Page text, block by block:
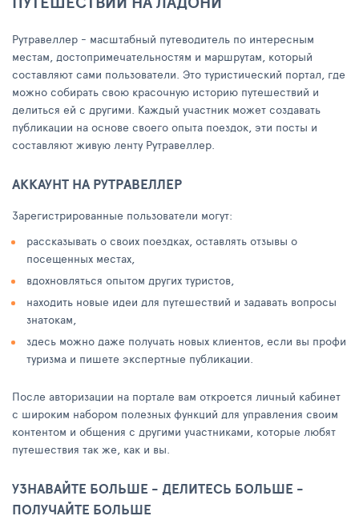
Рутравеллер - масштабный путеводитель по интересным
местам, достопримечательностям и маршрутам, который
составляют сами пользователи. Это туристический портал, где
можно собирать свою красочную историю путешествий и
делиться ей с другими. Каждый участник может создавать
публикации на основе своего опыта поездок, эти посты и
составляют живую ленту Рутравеллер.
АККАУНТ НА РУТРАВЕЛЛЕР
Зарегистрированные пользователи могут:
рассказывать о своих поездках, оставлять отзывы о
посещенных местах,
вдохновляться опытом других туристов,
находить новые идеи для путешествий и задавать вопросы
знатокам,
здесь можно даже получать новых клиентов, если вы профи
туризма и пишете экспертные публикации.
После авторизации на портале вам откроется личный кабинет
с широким набором полезных функций для управления своим
контентом и общения с другими участниками, которые любят
путешествия так же, как и вы.
УЗНАВАЙТЕ БОЛЬШЕ - ДЕЛИТЕСЬ БОЛЬШЕ -
ПОЛУЧАЙТЕ БОЛЬШЕ